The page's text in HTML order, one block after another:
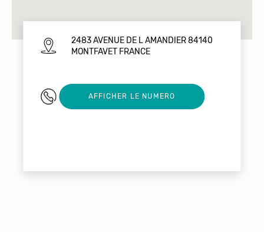
2483 AVENUE DE L AMANDIER 84140
MONTFAVET FRANCE
06 68 64 63 91
AFFICHER LE NUMERO